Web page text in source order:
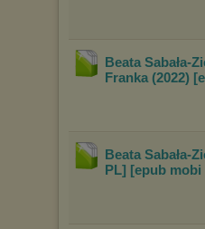
Beata Sabała-
Franka (2022)
Beata Sabała-
PL] [epub